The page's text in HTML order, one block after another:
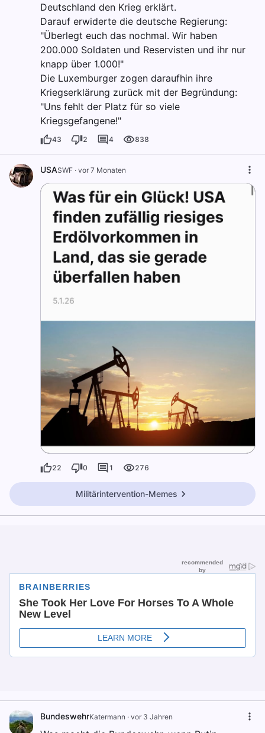
Deutschland den Krieg erklärt.
Darauf erwiderte die deutsche Regierung:
"Überlegt euch das nochmal. Wir haben
200.000 Soldaten und Reservisten und ihr nur
knapp über 1.000!"
Die Luxemburger zogen daraufhin ihre
Kriegserklärung zurück mit der Begründung:
"Uns fehlt der Platz für so viele
Kriegsgefangene!"
43 2 4 838
USASWF · vor 7 Monaten
22 0 1 276
Militärintervention-Memes
BundeswehrKatermann · vor 3 Jahren